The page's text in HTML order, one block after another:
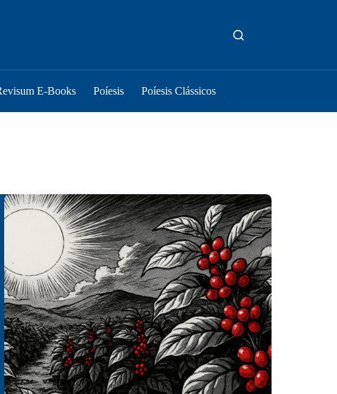
E-Books Poíesis Poíesis Clássicos